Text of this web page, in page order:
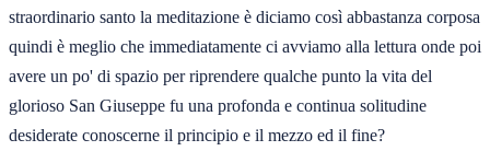
straordinario santo la meditazione è diciamo così abbastanza corposa
quindi è meglio che immediatamente ci avviamo alla lettura onde poi
avere un po' di spazio per riprendere qualche punto la vita del
glorioso San Giuseppe fu una profonda e continua solitudine
desiderate conoscerne il principio e il mezzo ed il fine?